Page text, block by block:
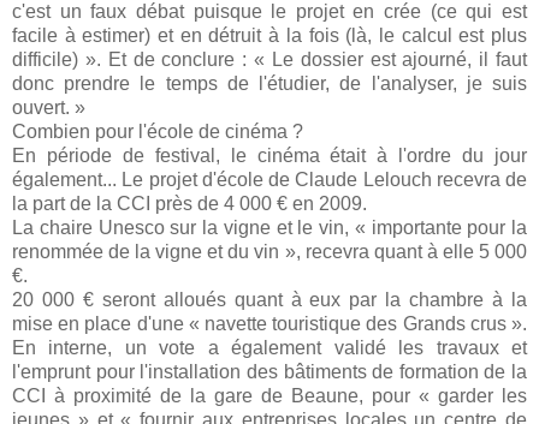
c'est un faux débat puisque le projet en crée (ce qui est
facile à estimer) et en détruit à la fois (là, le calcul est plus
difficile) ». Et de conclure : « Le dossier est ajourné, il faut
donc prendre le temps de l'étudier, de l'analyser, je suis
ouvert. »
Combien pour l'école de cinéma ?
En période de festival, le cinéma était à l'ordre du jour
également... Le projet d'école de Claude Lelouch recevra de
la part de la CCI près de 4 000 € en 2009.
La chaire Unesco sur la vigne et le vin, « importante pour la
renommée de la vigne et du vin », recevra quant à elle 5 000
€.
20 000 € seront alloués quant à eux par la chambre à la
mise en place d'une « navette touristique des Grands crus ».
En interne, un vote a également validé les travaux et
l'emprunt pour l'installation des bâtiments de formation de la
CCI à proximité de la gare de Beaune, pour « garder les